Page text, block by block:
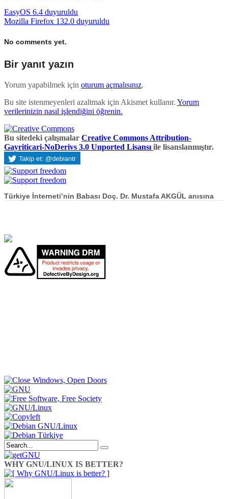
EasyOS 6.4 duyuruldu
Mozilla Firefox 132.0 duyuruldu
No comments yet.
Bir yanıt yazın
Yorum yapabilmek için oturum açmalısınız.
Bu site istenmeyenleri azaltmak için Akismet kullanır. Yorum
verilerinizin nasıl işlendiğini öğrenin.
Bu sitedeki çalışmalar Creative Commons Attribution-
Gayriticari-NoDerivs 3.0 Unported Lisansı ile lisanslanmıştır.
Türkiye İnterneti’nin Babası Doç. Dr. Mustafa AKGÜL anısına
WHY GNU/LINUX IS BETTER?